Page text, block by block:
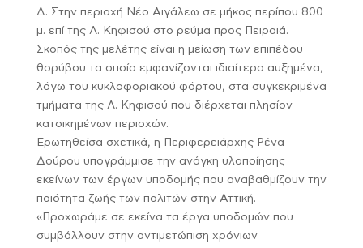
Δ. Στην περιοχή Νέο Αιγάλεω σε μήκος περίπου 800
μ. επί της Λ. Κηφισού στο ρεύμα προς Πειραιά.
Σκοπός της μελέτης είναι η μείωση των επιπέδου
θορύβου τα οποία εμφανίζονται ιδιαίτερα αυξημένα,
λόγω του κυκλοφοριακού φόρτου, στα συγκεκριμένα
τμήματα της Λ. Κηφισού που διέρχεται πλησίον
κατοικημένων περιοχών.
Ερωτηθείσα σχετικά, η Περιφερειάρχης Ρένα
Δούρου υπογράμμισε την ανάγκη υλοποίησης
εκείνων των έργων υποδομής που αναβαθμίζουν την
ποιότητα ζωής των πολιτών στην Αττική.
«Προχωράμε σε εκείνα τα έργα υποδομών που
συμβάλλουν στην αντιμετώπιση χρόνιων